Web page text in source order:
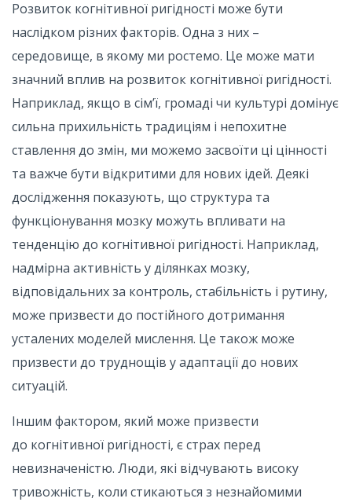
Розвиток когнітивної ригідності може бути
наслідком різних факторів. Одна з них –
середовище, в якому ми ростемо. Це може мати
значний вплив на розвиток когнітивної ригідності.
Наприклад, якщо в сім’ї, громаді чи культурі домінує
сильна прихильність традиціям і непохитне
ставлення до змін, ми можемо засвоїти ці цінності
та важче бути відкритими для нових ідей. Деякі
дослідження показують, що структура та
функціонування мозку можуть впливати на
тенденцію до когнітивної ригідності. Наприклад,
надмірна активність у ділянках мозку,
відповідальних за контроль, стабільність і рутину,
може призвести до постійного дотримання
усталених моделей мислення. Це також може
призвести до труднощів у адаптації до нових
ситуацій.
Іншим фактором, який може призвести
до когнітивної ригідності, є страх перед
невизначеністю. Люди, які відчувають високу
тривожність, коли стикаються з незнайомими